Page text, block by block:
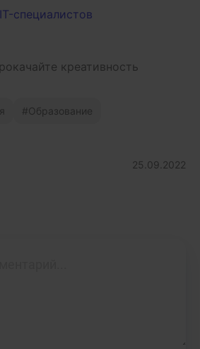
специалистов
креативность
Образование
25.09.2022